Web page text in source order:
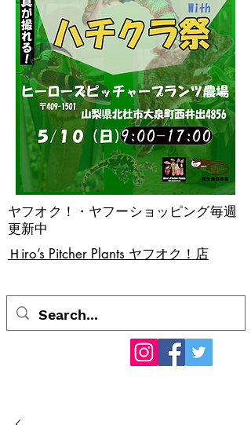
​Ｈiro’s Pitcher Plants ヤフオク！店
ヤフオク！・ヤフーショッピング毎週
更新中